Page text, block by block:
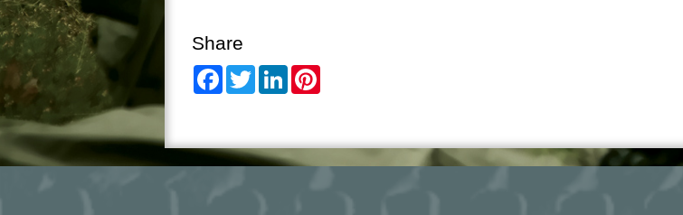
Share
FacebookTwitterLinkedIn